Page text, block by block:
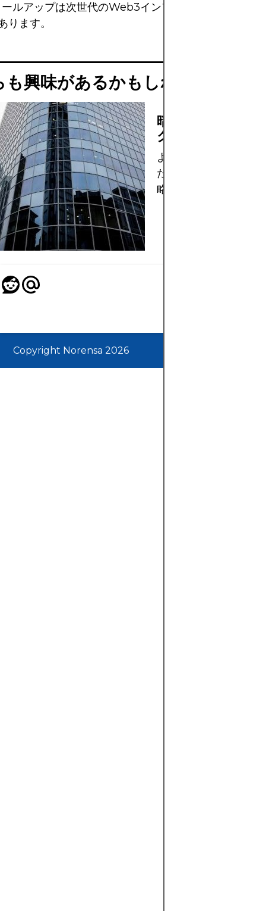
ルアップは次世代のWeb3インフラストラクチャの
ります。
興味があるかもしれません
暗号通貨取引のリ
ク管理のヒント
より安全な暗号通貨
ための重要なリスク
略。
Copyright Norensa 2026